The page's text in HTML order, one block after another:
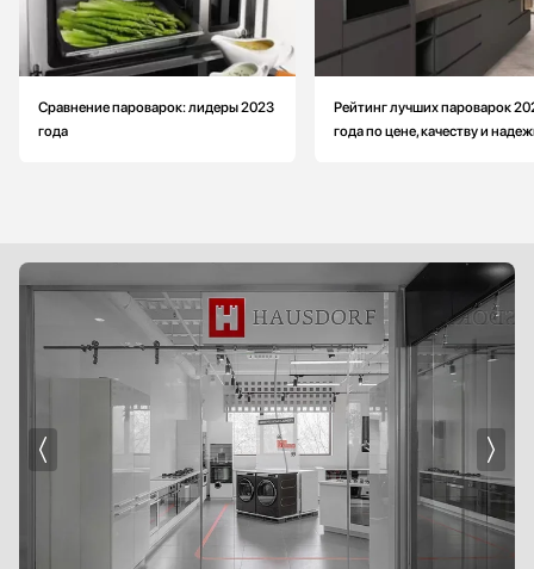
Сравнение пароварок: лидеры 2023
года
Рейтинг лучших пароварок
года по цене, качеству и